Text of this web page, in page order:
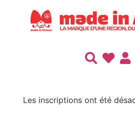
Les inscriptions ont été